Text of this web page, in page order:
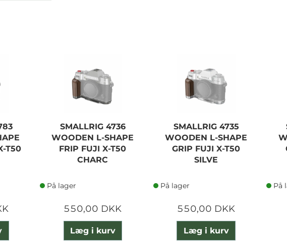
T50
SMALLRIG 4736
WOODEN L-SHAPE
FRIP FUJI X-T50
CHARC
På lager
550,00 DKK
Læg i kurv
SMALLRIG 4735
WOODEN L-SHAPE
GRIP FUJI X-T50
SILVE
På lager
550,00 DKK
Læg i kurv
På